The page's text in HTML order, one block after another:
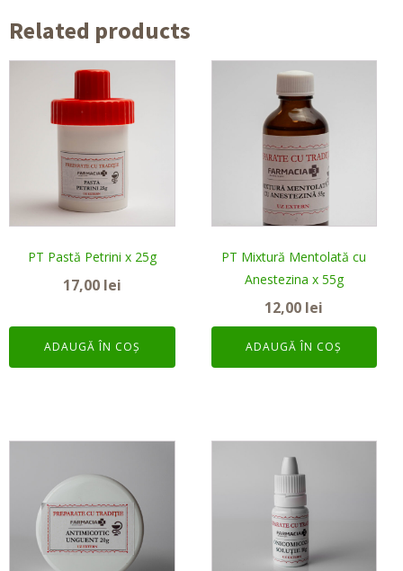
Related products
PT Pastă Petrini x 25g
17,00 lei
ADAUGĂ ÎN COȘ
PT Mixtură Mentolată cu
Anestezina x 55g
12,00 lei
ADAUGĂ ÎN COȘ